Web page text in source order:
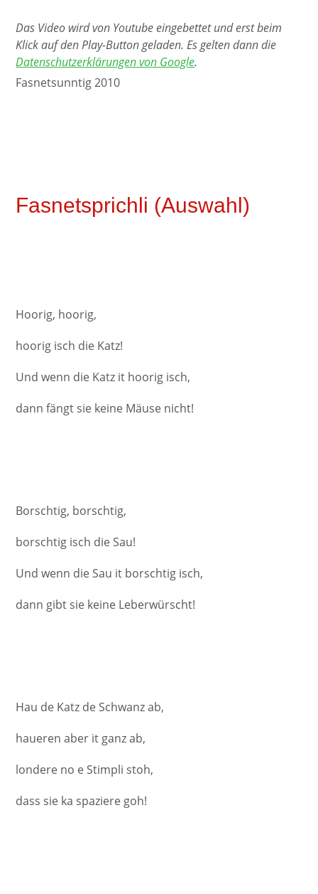
Das Video wird von Youtube eingebettet und erst beim
Klick auf den Play-Button geladen. Es gelten dann die
Datenschutzerklärungen von Google.
Fasnetsunntig 2010
Fasnetsprichli (Auswahl)
Hoorig, hoorig,
hoorig isch die Katz!
Und wenn die Katz it hoorig isch,
dann fängt sie keine Mäuse nicht!
Borschtig, borschtig,
borschtig isch die Sau!
Und wenn die Sau it borschtig isch,
dann gibt sie keine Leberwürscht!
Hau de Katz de Schwanz ab,
haueren aber it ganz ab,
londere no e Stimpli stoh,
dass sie ka spaziere goh!